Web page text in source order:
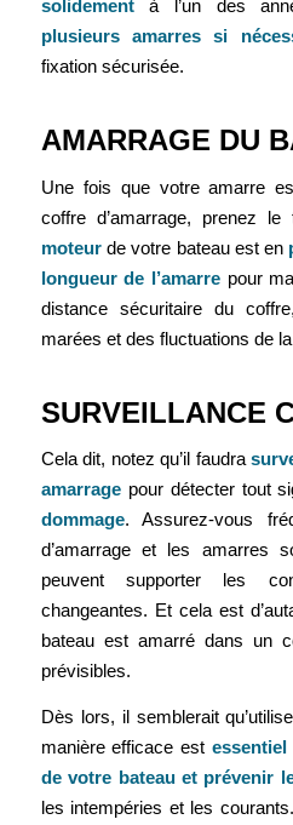
solidementà l’un des
plusieurs amarres si
fixation sécurisée.
AMARRAGE DU
Une fois que votre amarre
coffre d’amarrage, prenez
moteurde votre bateau est en
longueur de l’amarre pour
distance sécuritaire du
marées et des fluctuations de la
SURVEILLANCE
Cela dit, notez qu’il faudra
amarragepour détecter tout
dommage. Assurez-vous
d’amarrage et les amarres
peuvent supporter les
changeantes. Et cela est
bateau est amarré dans un
prévisibles.
Dès lors, il semblerait
manière efficace est
de votre bateau et prévenir
les intempéries et les